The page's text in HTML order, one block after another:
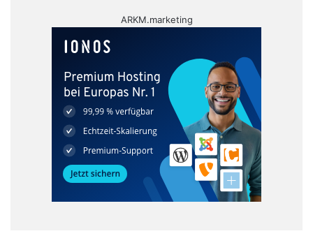
ARKM.marketing